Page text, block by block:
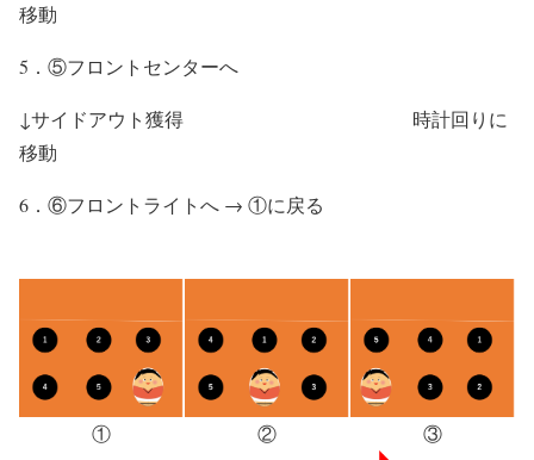
移動
5．⑤フロントセンターへ
↓サイドアウト獲得 時計回りに
移動
6．⑥フロントライトへ → ①に戻る
① ② ③